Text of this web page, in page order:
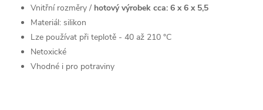
Vnitřní rozměry / hotový výrobek cca: 6 x 6 x 5,5
Materiál: silikon
Lze používat při teplotě - 40 až 210 °C
Netoxické
Vhodné i pro potraviny